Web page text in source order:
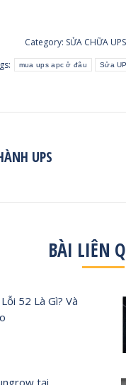
Category: SỬA CHỮA UPS
mua ups apc ở đâu Sửa
UPS
BÀI LIÊN
52 Là Gì? Và
tại